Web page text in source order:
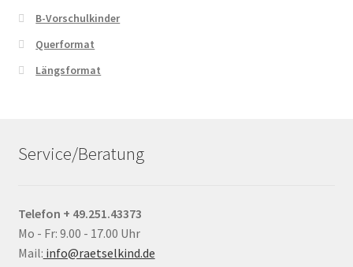
B-Vorschulkinder
Querformat
Längsformat
Service/Beratung
Telefon + 49.251.43373
Mo - Fr: 9.00 - 17.00 Uhr
Mail: info@raetselkind.de